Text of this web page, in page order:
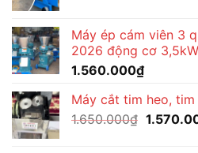
Máy ép cám viên 3
2026 động cơ 3,5kW
1.560.000₫
Máy cắt tim heo, tim
1.650.000₫ Giá